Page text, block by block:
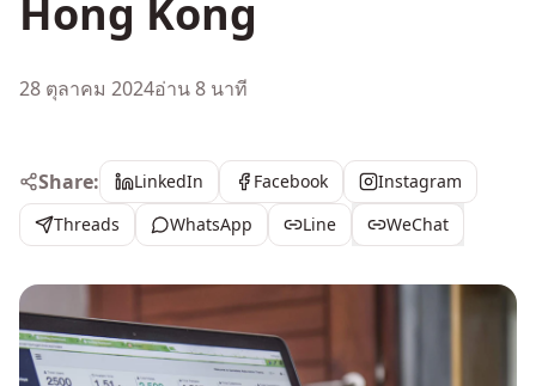
Hong Kong
28 ตุลาคม 2024อ่าน 8 นาที
Share: LinkedIn Facebook
Instagram
Threads
WhatsApp Line WeChat